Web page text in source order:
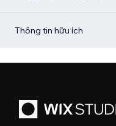
Thông tin hữu ích